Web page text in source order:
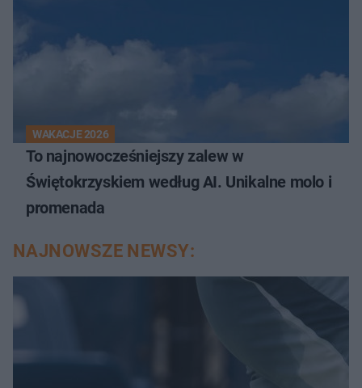
WAKACJE 2026
To najnowocześniejszy zalew w
Świętokrzyskiem według AI. Unikalne molo i
promenada
NAJNOWSZE NEWSY: